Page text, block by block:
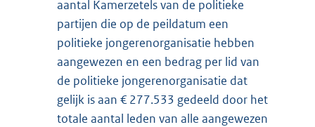
aantal Kamerzetels van de politieke
partijen die op de peildatum een
politieke jongerenorganisatie hebben
aangewezen en een bedrag per lid van
de politieke jongerenorganisatie dat
gelijk is aan € 277.533 gedeeld door het
totale aantal leden van alle aangewezen